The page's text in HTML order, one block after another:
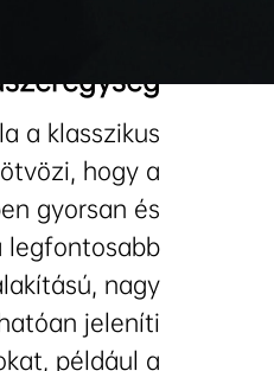
a klasszikus
hogy a
gyorsan és
legfontosabb
nagy
jeleníti
például a